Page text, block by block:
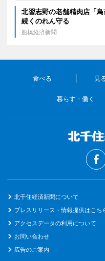
北習志野の老舗精肉店「
続くのれん守る
船橋経済新聞
食べる 見
暮らす・働く
北千住経済新聞について
プレスリリース・情報提供はこち
アクセスデータの利用について
お問い合わせ
広告のご案内